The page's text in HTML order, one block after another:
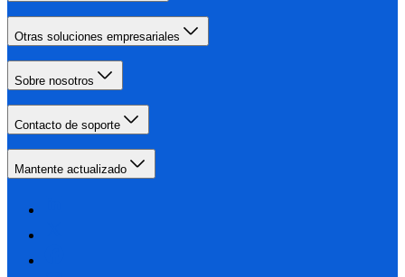
Otras soluciones empresariales
Sobre nosotros
Contacto de soporte
Mantente actualizado